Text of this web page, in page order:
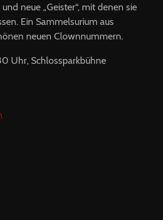
neue „Geister“, mit denen sie
Ein Sammelsurium aus
neuen Clownnummern.
Uhr, Schlossparkbühne